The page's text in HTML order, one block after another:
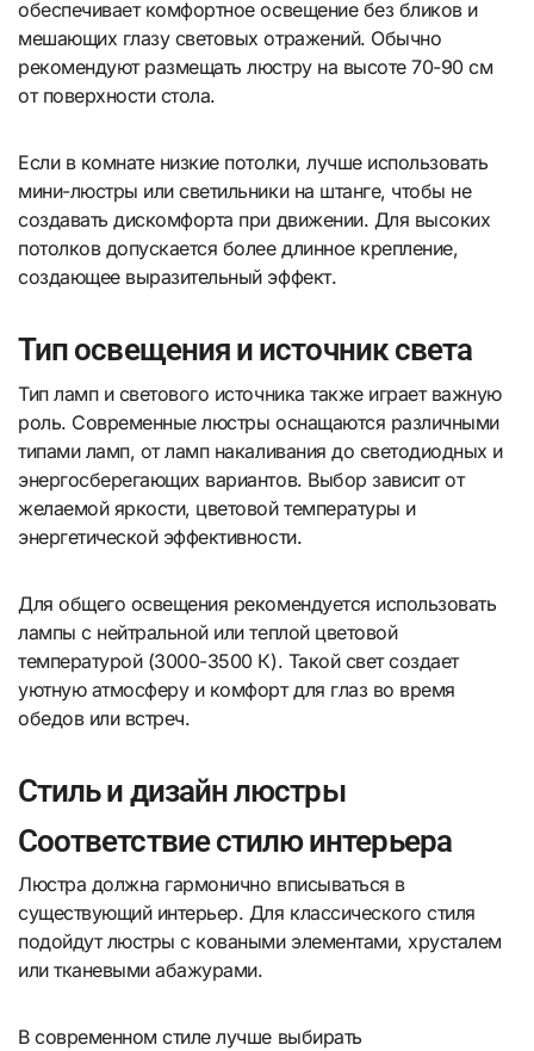
обеспечивает комфортное освещение без бликов и
мешающих глазу световых отражений. Обычно
рекомендуют размещать люстру на высоте 70-90 см
от поверхности стола.
Если в комнате низкие потолки, лучше использовать
мини-люстры или светильники на штанге, чтобы не
создавать дискомфорта при движении. Для высоких
потолков допускается более длинное крепление,
создающее выразительный эффект.
Тип освещения и источник света
Тип ламп и светового источника также играет важную
роль. Современные люстры оснащаются различными
типами ламп, от ламп накаливания до светодиодных и
энергосберегающих вариантов. Выбор зависит от
желаемой яркости, цветовой температуры и
энергетической эффективности.
Для общего освещения рекомендуется использовать
лампы с нейтральной или теплой цветовой
температурой (3000-3500 К). Такой свет создает
уютную атмосферу и комфорт для глаз во время
обедов или встреч.
Стиль и дизайн люстры
Соответствие стилю интерьера
Люстра должна гармонично вписываться в
существующий интерьер. Для классического стиля
подойдут люстры с коваными элементами, хрусталем
или тканевыми абажурами.
В современном стиле лучше выбирать